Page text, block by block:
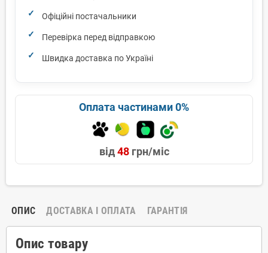
Офіційні постачальники
Перевірка перед відправкою
Швидка доставка по Україні
Оплата частинами 0%
від48грн/міс
ОПИС ДОСТАВКА І ОПЛАТА ГАРАНТІЯ
Опис товару